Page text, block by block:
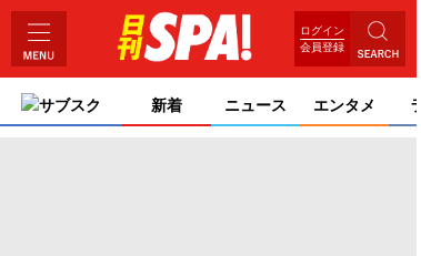
ログイン
会員登録
サブスク 新着 ニュース エンタメ